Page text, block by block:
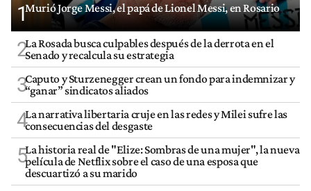
1Murió Jorge Messi, el papá de Lionel Messi, en Rosario
2La Rosada busca culpables después de la derrota en el
Senado y recalcula su estrategia
3Caputo y Sturzenegger crean un fondo para indemnizar y
“ganar” sindicatos aliados
4La narrativa libertaria cruje en las redes y Milei sufre las
consecuencias del desgaste
5La historia real de "Elize: Sombras de una mujer", la nueva
película de Netflix sobre el caso de una esposa que
descuartizó a su marido